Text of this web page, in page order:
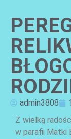
admin3808
Z wielką
w parafii Matki